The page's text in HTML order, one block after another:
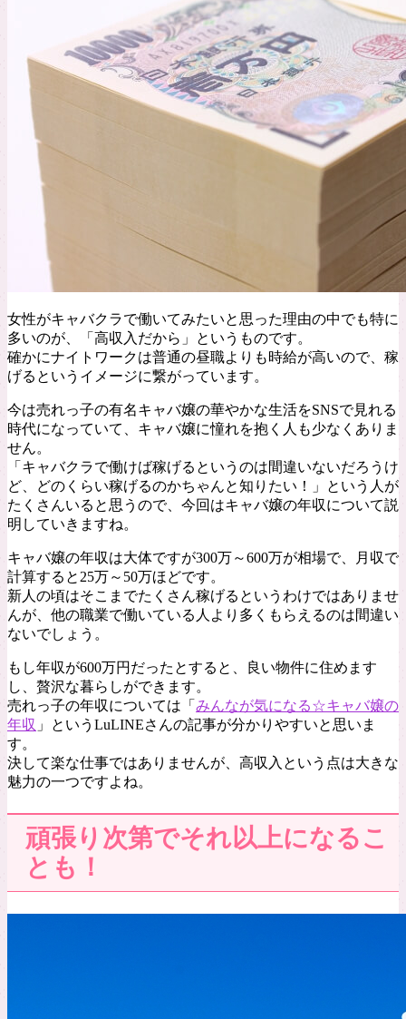
女性がキャバクラで働いてみたいと思った理由の中でも特に
多いのが、「高収入だから」というものです。
確かにナイトワークは普通の昼職よりも時給が高いので、稼
げるというイメージに繋がっています。
今は売れっ子の有名キャバ嬢の華やかな生活をSNSで見れる
時代になっていて、キャバ嬢に憧れを抱く人も少なくありま
せん。
「キャバクラで働けば稼げるというのは間違いないだろうけ
ど、どのくらい稼げるのかちゃんと知りたい！」という人が
たくさんいると思うので、今回はキャバ嬢の年収について説
明していきますね。
キャバ嬢の年収は大体ですが300万～600万が相場で、月収で
計算すると25万～50万ほどです。
新人の頃はそこまでたくさん稼げるというわけではありませ
んが、他の職業で働いている人より多くもらえるのは間違い
ないでしょう。
もし年収が600万円だったとすると、良い物件に住めます
し、贅沢な暮らしができます。
売れっ子の年収については「 みんなが気になる☆キャバ嬢の
年収 」というLuLINEさんの記事が分かりやすいと思いま
す。
決して楽な仕事ではありませんが、高収入という点は大きな
魅力の一つですよね。
頑張り次第でそれ以上になるこ
とも！